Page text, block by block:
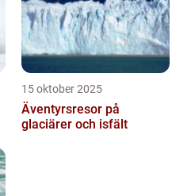
15 oktober 2025
Äventyrsresor på
glaciärer och isfält